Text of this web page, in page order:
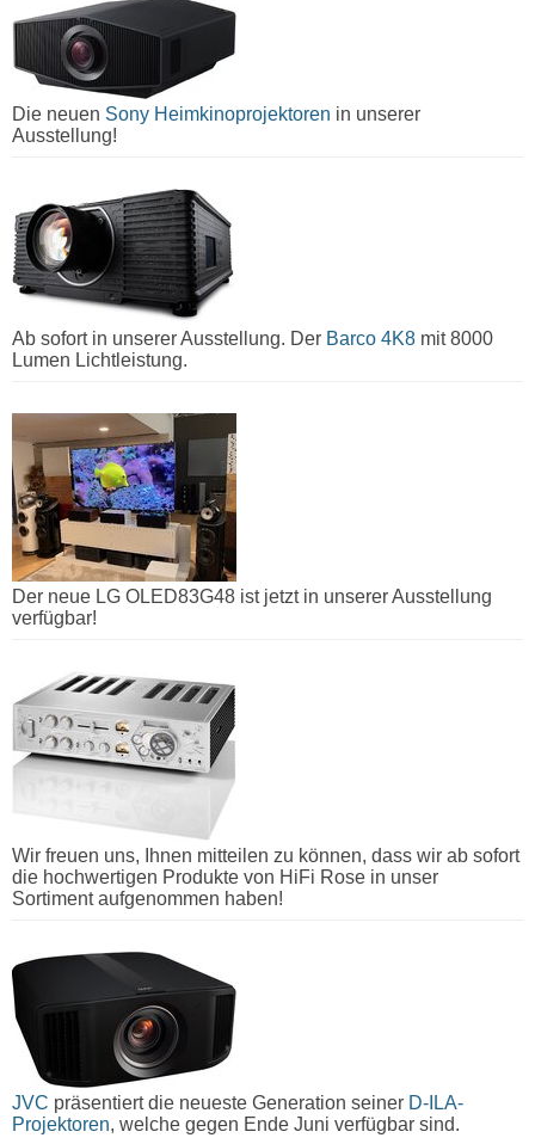
Die neuen Sony Heimkinoprojektoren in unserer
Ausstellung!
Ab sofort in unserer Ausstellung. Der Barco 4K8 mit 8000
Lumen Lichtleistung.
Der neue LG OLED83G48 ist jetzt in unserer Ausstellung
verfügbar!
Wir freuen uns, Ihnen mitteilen zu können, dass wir ab sofort
die hochwertigen Produkte von HiFi Rose in unser
Sortiment aufgenommen haben!
JVC präsentiert die neueste Generation seiner D-ILA-
Projektoren, welche gegen Ende Juni verfügbar sind.